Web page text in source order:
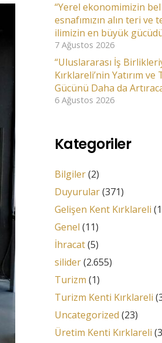
“Yerel ekonomimizin
esnafımızın alın teri ve
ilimizin en büyük
7 Ağustos 2026
“Uluslararası İş
Kırklareli’nin Yatırım ve
Gücünü Daha da
6 Ağustos 2026
Kategoriler
Bilgiler(2)
Duyurular(371)
Gelişen Kent Kırklareli
Genel (11)
İhracat(5)
silider(2.655)
Turizm (1)
Turizm Kenti Kırklareli
Uncategorized (23)
Üretim Kenti Kırklareli